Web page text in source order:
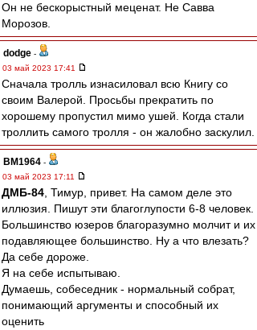
Он не бескорыстный меценат. Не Савва
Морозов.
dodge -
03 май 2023 17:41
Сначала тролль изнасиловал всю Книгу со
своим Валерой. Просьбы прекратить по
хорошему пропустил мимо ушей. Когда стали
троллить самого тролля - он жалобно заскулил.
BM1964 -
03 май 2023 17:11
ДМБ-84 , Тимур, привет. На самом деле это
иллюзия. Пишут эти благоглупости 6-8 человек.
Большинство юзеров благоразумно молчит и их
подавляющее большинство. Ну а что влезать?
Да себе дороже.
Я на себе испытываю.
Думаешь, собеседник - нормальный собрат,
понимающий аргументы и способный их
оценить